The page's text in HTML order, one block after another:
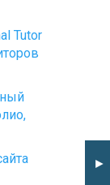
Tutor
►